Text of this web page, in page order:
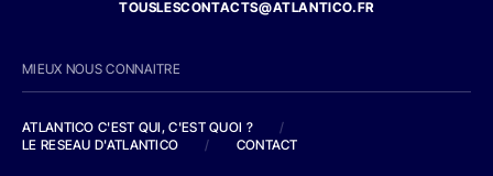
TOUSLESCONTACTS@ATLANTICO.FR
MIEUX NOUS CONNAITRE
ATLANTICO C'EST QUI, C'EST QUOI ?
/
LE RESEAU D'ATLANTICO
/ CONTACT